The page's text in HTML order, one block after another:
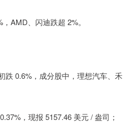
AMD、闪迪跌超 2%。
跌 0.6%，成分股中，理想汽车、禾
，现报 5157.46 美元 / 盎司；